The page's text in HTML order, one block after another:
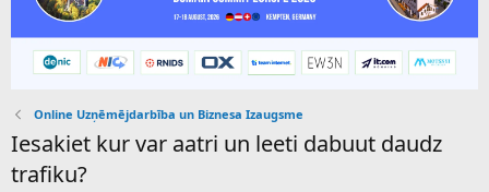
Online Uzņēmējdarbība un Biznesa Izaugsme
Iesakiet kur var aatri un leeti dabuut daudz
trafiku?